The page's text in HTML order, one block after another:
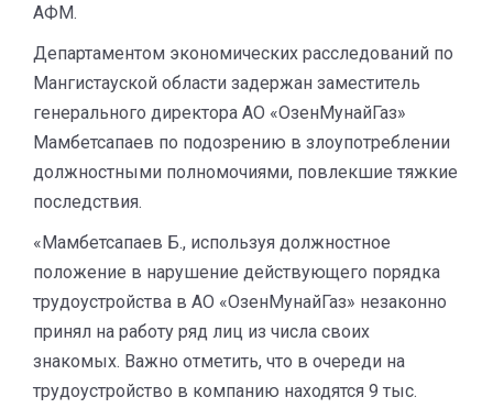
АФМ.
Департаментом экономических расследований по
Мангистауской области задержан заместитель
генерального директора АО «ОзенМунайГаз»
Мамбетсапаев по подозрению в злоупотреблении
должностными полномочиями, повлекшие тяжкие
последствия.
«Мамбетсапаев Б., используя должностное
положение в нарушение действующего порядка
трудоустройства в АО «ОзенМунайГаз» незаконно
принял на работу ряд лиц из числа своих
знакомых. Важно отметить, что в очереди на
трудоустройство в компанию находятся 9 тыс.